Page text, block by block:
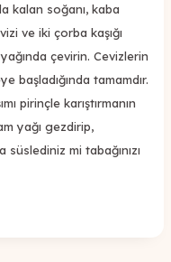
kalan soğanı, kaba
ve iki çorba kaşığı
çevirin. Cevizlerin
başladığında tamamdır.
pirinçle karıştırmanın
yağı gezdirip,
mi tabağınızı